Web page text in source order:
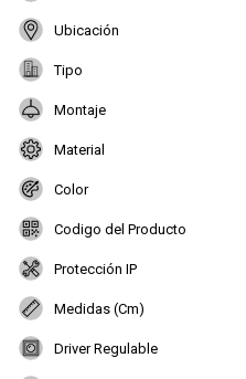
Ubicación
Tipo
Montaje
Material
Color
Codigo del Producto
Protección IP
Medidas (Cm)
Driver Regulable